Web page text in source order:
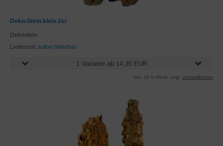
Deko-Stein klein 2er
Dekostein
Lieferzeit: sofort lieferbar
1 Variante ab 14,35 EUR
inkl. 19 % MwSt. zzgl. Versandkosten